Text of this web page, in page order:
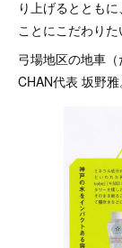
り上げるととも
ことにこだわりた
弓場地区の地車
CHAN代表 坂野雅